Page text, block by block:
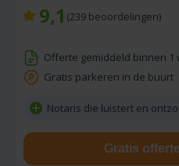
9,1 (239 beoordelingen)
Offerte gemiddeld binnen 1
Gratis parkeren in de buurt
Notaris die luistert en
Gratis